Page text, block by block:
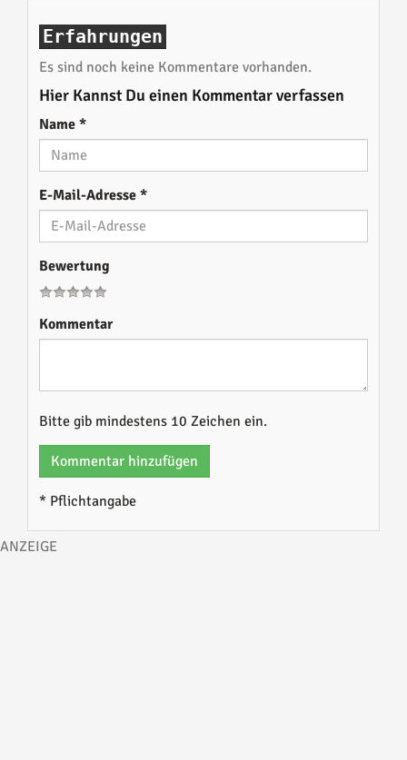
Erfahrungen
Es sind noch keine Kommentare vorhanden.
Hier Kannst Du einen Kommentar verfassen
Name *
E-Mail-Adresse *
Bewertung
Kommentar
Bitte gib mindestens 10 Zeichen ein.
Kommentar hinzufügen
* Pflichtangabe